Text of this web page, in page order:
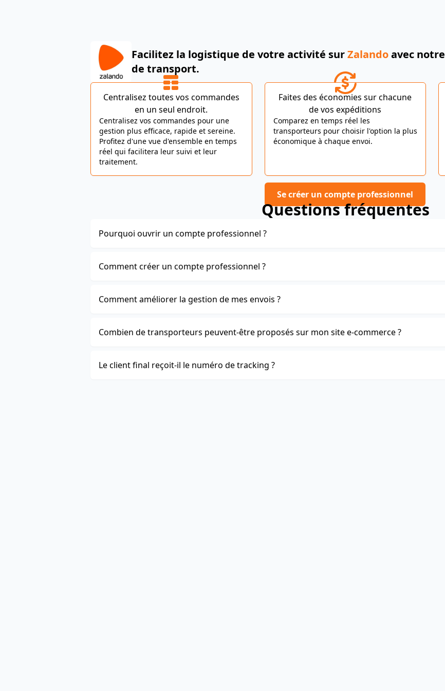
Facilitez la logistique de votre activité surZalandoavec
de transport.
Centralisez toutes vos commandes
en un seul endroit.
Centralisez vos commandes pour une
gestion plus efficace, rapide et sereine.
Profitez d'une vue d'ensemble en temps
réel qui facilitera leur suivi et leur
traitement.
Faites des économies sur chacune
de vos expéditions
Comparez en temps réel les
transporteurs pour choisir l'option la plus
économique à chaque envoi.
Se créer un compte professionnel
Questions fréquentes
Pourquoi ouvrir un compte professionnel ?
Comment créer un compte professionnel ?
Comment améliorer la gestion de mes envois ?
Combien de transporteurs peuvent-être proposés sur mon site e-commerce ?
Le client final reçoit-il le numéro de tracking ?